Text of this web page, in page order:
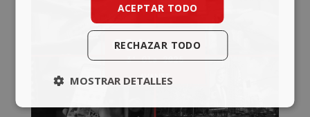
ACEPTAR TODO
RECHAZAR TODO
MOSTRAR DETALLES